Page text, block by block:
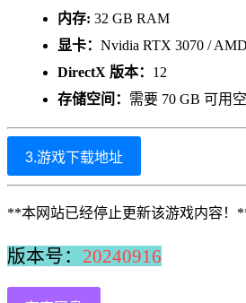
内存: 32 GB RAM
显卡： Nvidia RTX 3070 /
DirectX 版本： 12
存储空间： 需要 70 GB 可用
3.游戏下载地址
**本网站已经停止更新该游戏内容！
版本号： 20240916